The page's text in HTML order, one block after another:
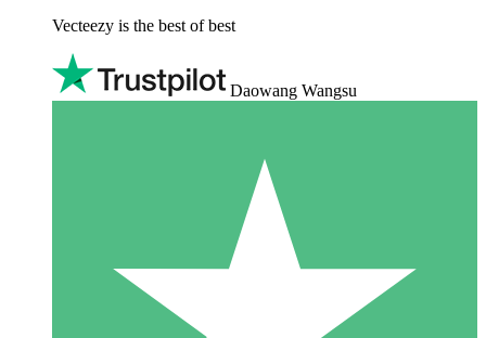
Vecteezy is the best of best
Daowang Wangsu